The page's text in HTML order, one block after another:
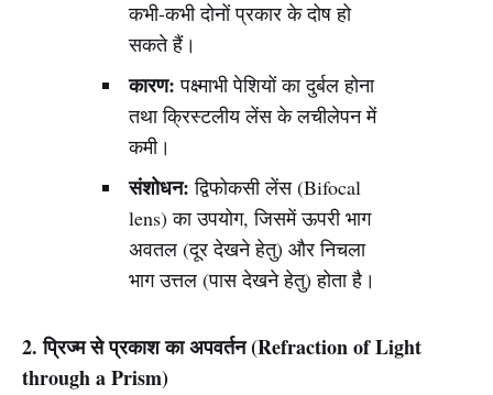
कभी-कभी दोनों प्रकार के दोष हो
सकते हैं।
कारण: पक्ष्माभी पेशियों का दुर्बल होना
तथा क्रिस्टलीय लेंस के लचीलेपन में
कमी।
संशोधन: द्विफोकसी लेंस (Bifocal
lens) का उपयोग, जिसमें ऊपरी भाग
अवतल (दूर देखने हेतु) और निचला
भाग उत्तल (पास देखने हेतु) होता है।
2. प्रिज्म से प्रकाश का अपवर्तन (Refraction of Light
through a Prism)